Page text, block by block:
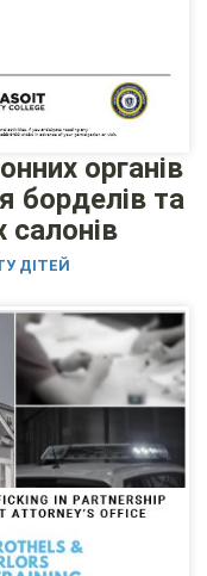
органів
борделів та
ДІТЕЙ